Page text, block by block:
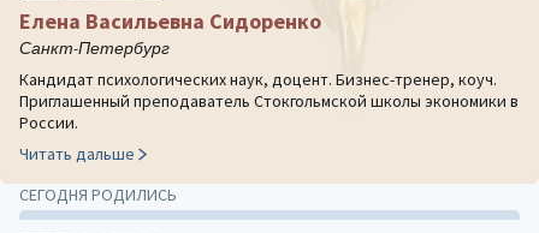
Елена Васильевна Сидоренко
Санкт-Петербург
Кандидат психологических наук, доцент. Бизнес-тренер, коуч.
Приглашенный преподаватель Стокгольмской школы экономики в
России.
Читать дальше
СЕГОДНЯ РОДИЛИСЬ